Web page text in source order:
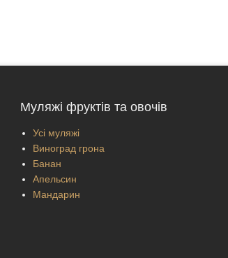
Муляжі фруктів та овочів
Усі муляжі
Виноград грона
Банан
Апельсин
Мандарин